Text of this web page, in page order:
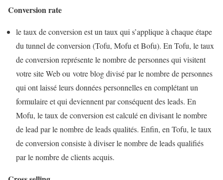
Conversion rate
le taux de conversion est un taux qui s’applique à chaque étape
du tunnel de conversion (Tofu, Mofu et Bofu). En Tofu, le taux
de conversion représente le nombre de personnes qui visitent
votre site Web ou votre blog divisé par le nombre de personnes
qui ont laissé leurs données personnelles en complétant un
formulaire et qui deviennent par conséquent des leads. En
Mofu, le taux de conversion est calculé en divisant le nombre
de lead par le nombre de leads qualités. Enfin, en Tofu, le taux
de conversion consiste à diviser le nombre de leads qualifiés
par le nombre de clients acquis.